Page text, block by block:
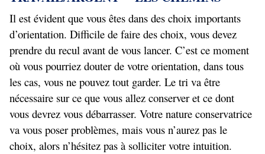
Il est évident que vous êtes dans des choix importants
d’orientation. Difficile de faire des choix, vous devez
prendre du recul avant de vous lancer. C’est ce moment
où vous pourriez douter de votre orientation, dans tous
les cas, vous ne pouvez tout garder. Le tri va être
nécessaire sur ce que vous allez conserver et ce dont
vous devrez vous débarrasser. Votre nature conservatrice
va vous poser problèmes, mais vous n’aurez pas le
choix, alors n’hésitez pas à solliciter votre intuition.